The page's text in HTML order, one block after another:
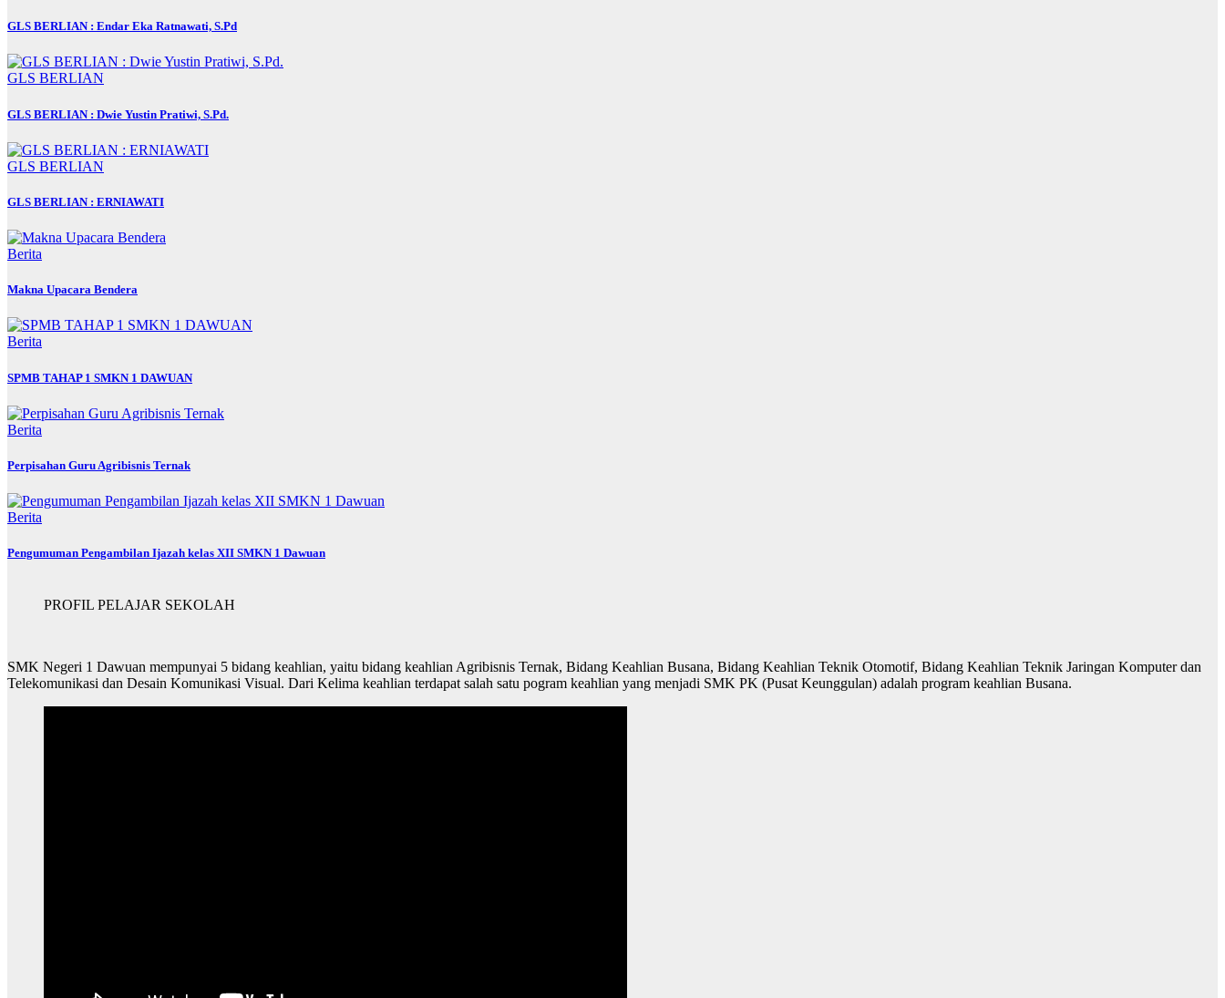
GLS BERLIAN : Endar Eka Ratnawati, S.Pd
GLS BERLIAN
GLS BERLIAN : Dwie Yustin Pratiwi, S.Pd.
GLS BERLIAN
GLS BERLIAN : ERNIAWATI
Berita
Makna Upacara Bendera
Berita
SPMB TAHAP 1 SMKN 1 DAWUAN
Berita
Perpisahan Guru Agribisnis Ternak
Berita
Pengumuman Pengambilan Ijazah kelas XII SMKN 1 Dawuan
PROFIL PELAJAR SEKOLAH
SMK Negeri 1 Dawuan mempunyai 5 bidang keahlian, yaitu bidang keahlian Agribisnis Ternak, Bidang Keahlian Busana, Bidang Keahlian Teknik Otomotif, Bidang Keahlian Teknik Jaringan Komputer dan
Telekomunikasi dan Desain Komunikasi Visual. Dari Kelima keahlian terdapat salah satu pogram keahlian yang menjadi SMK PK (Pusat Keunggulan) adalah program keahlian Busana.